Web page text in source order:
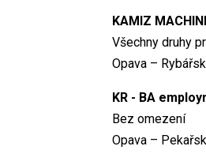
KAMIZ
Všechny druhy
Opava –
KR - BA
Bez omezení
Opava –